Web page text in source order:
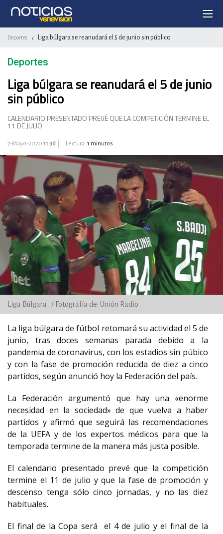
Deportes / Liga búlgara se reanudará el 5 de junio sin público
Deportes
Liga búlgara se reanudará el 5 de junio
sin público
CALENDARIO PRESENTADO PREVÉ QUE LA COMPETICIÓN TERMINE EL
11 DE JULIO
7-Mayo-2020 11:36 Lectura: 1 minutos
Liga Búlgara . / Fotografía de: Unión Radio
La liga búlgara de fútbol retomará su actividad el 5 de
junio, tras doces semanas parada debido a la
pandemia de coronavirus, con los estadios sin púbico
y con la fase de promoción reducida de diez a cinco
partidos, según anunció hoy la Federación del país.
La Federación argumentó que hay una «enorme
necesidad en la sociedad» de que vuelva a haber
partidos y afirmó que seguirá las recomendaciones
de la UEFA y de los expertos médicos para que la
temporada termine de la manera más justa posible.
El calendario presentado prevé que la competición
termine el 11 de julio y que la fase de promoción y
descenso tenga sólo cinco jornadas, y no las diez
habituales.
El final de la Copa será el 4 de julio y el final de la